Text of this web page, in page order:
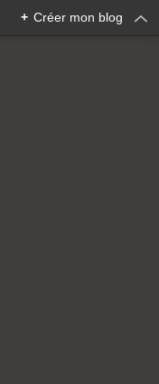
+ Créer mon blog